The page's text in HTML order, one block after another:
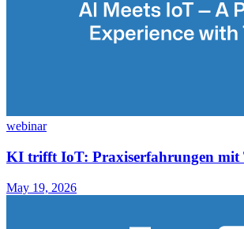
webinar
KI trifft IoT: Praxiserfahrungen mit
May 19, 2026